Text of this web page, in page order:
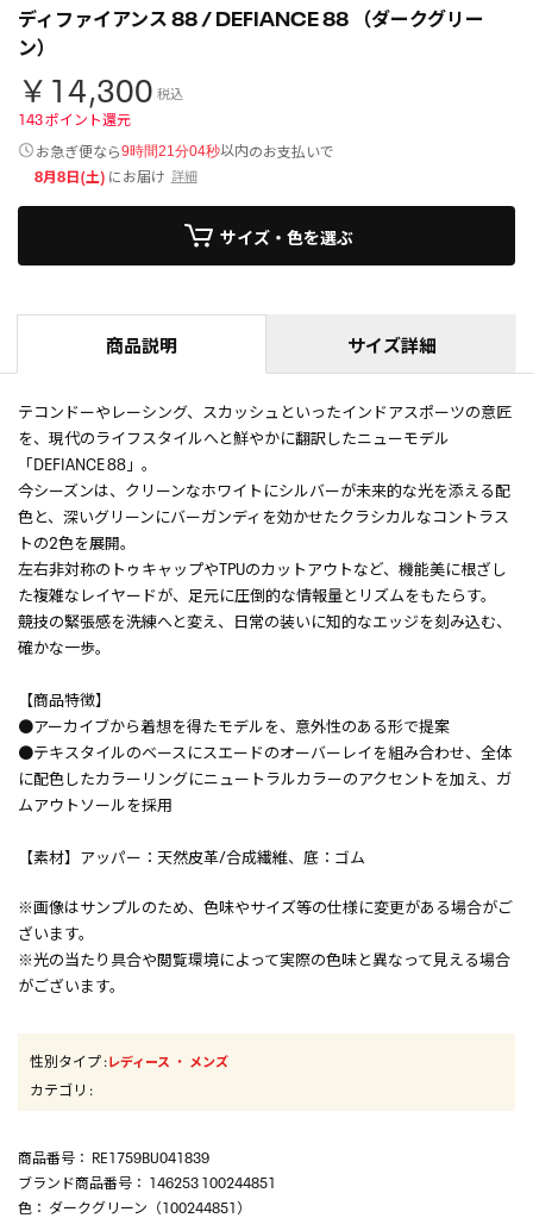
ディファイアンス 88 / DEFIANCE 88 （ダークグリー
ン）
￥14,300 税込
143ポイント還元
お急ぎ便なら9時間21分04秒以内のお支払いで
8月8日(土) にお届け 詳細
サイズ・色を選ぶ
商品説明 サイズ詳細
テコンドーやレーシング、スカッシュといったインドアスポーツの意匠
を、現代のライフスタイルへと鮮やかに翻訳したニューモデル
「DEFIANCE 88」。
今シーズンは、クリーンなホワイトにシルバーが未来的な光を添える配
色と、深いグリーンにバーガンディを効かせたクラシカルなコントラス
トの2色を展開。
左右非対称のトゥキャップやTPUのカットアウトなど、機能美に根ざし
た複雑なレイヤードが、足元に圧倒的な情報量とリズムをもたらす。
競技の緊張感を洗練へと変え、日常の装いに知的なエッジを刻み込む、
確かな一歩。
【商品特徴】
●アーカイブから着想を得たモデルを、意外性のある形で提案
●テキスタイルのベースにスエードのオーバーレイを組み合わせ、全体
に配色したカラーリングにニュートラルカラーのアクセントを加え、ガ
ムアウトソールを採用
【素材】アッパー：天然皮革/合成繊維、底：ゴム
※画像はサンプルのため、色味やサイズ等の仕様に変更がある場合がご
ざいます。
※光の当たり具合や閲覧環境によって実際の色味と異なって見える場合
がございます。
性別タイプ:レディース ・ メンズ
カテゴリ :
商品番号 ： RE1759BU041839
ブランド商品番号 ： 146253 100244851
色 ： ダークグリーン（100244851）